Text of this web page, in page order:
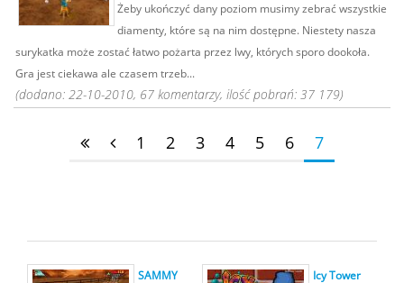
Żeby ukończyć dany poziom musimy zebrać wszystkie
diamenty, które są na nim dostępne. Niestety nasza
surykatka może zostać łatwo pożarta przez lwy, których sporo dookoła.
Gra jest ciekawa ale czasem trzeb...
(dodano: 22-10-2010, 67 komentarzy, ilość pobrań: 37 179)
1 2 3 4 5 6 7
SAMMY
Icy Tower